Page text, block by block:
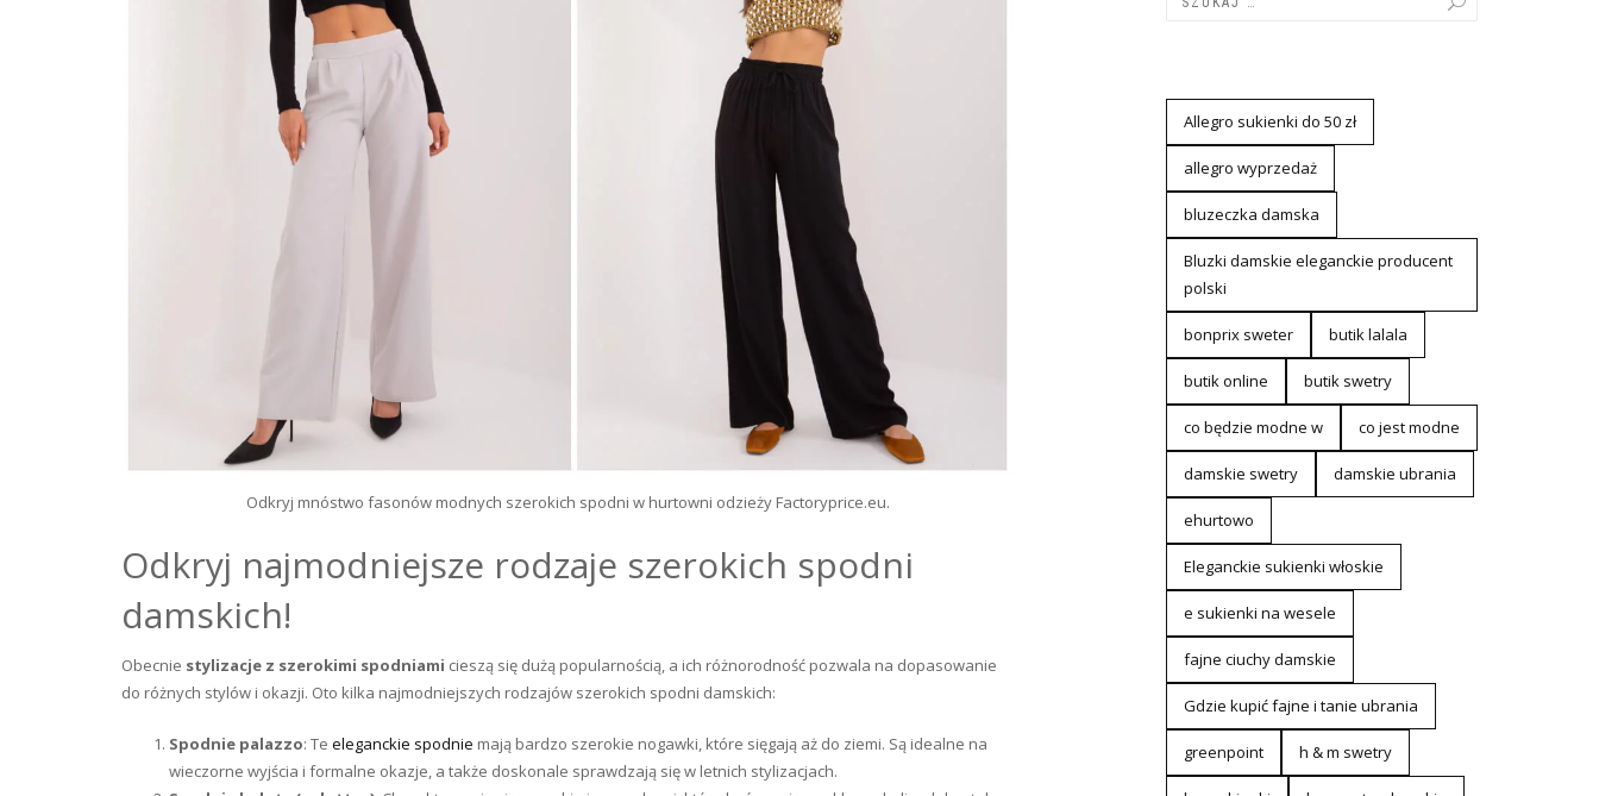
Odkryj mnóstwo fasonów modnych szerokich spodni w hurtowni odzieży Factoryprice.eu.
Odkryj najmodniejsze rodzaje szerokich spodni
damskich!
Obecnie stylizacje z szerokimi spodniami cieszą się dużą popularnością, a ich różnorodność pozwala na dopasowanie
do różnych stylów i okazji. Oto kilka najmodniejszych rodzajów szerokich spodni damskich:
Spodnie palazzo: Te eleganckie spodnie mają bardzo szerokie nogawki, które sięgają aż do ziemi. Są idealne na
wieczorne wyjścia i formalne okazje, a także doskonale sprawdzają się w letnich stylizacjach.
Allegro sukienki do 50 zł
allegro wyprzedaż
bluzeczka damska
Bluzki damskie eleganckie producent
polski
bonprix sweter butik lalala
butik online butik swetry
co będzie modne w co jest modne
damskie swetry damskie ubrania
ehurtowo
Eleganckie sukienki włoskie
e sukienki na wesele
fajne ciuchy damskie
Gdzie kupić fajne i tanie ubrania
greenpoint h & m swetry